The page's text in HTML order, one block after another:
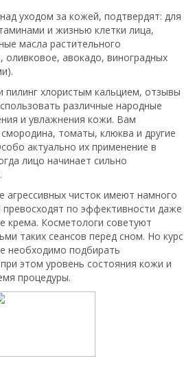
уходом за кожей, подтвердят: для
и жизнью клетки лица,
масла растительного
оливковое, авокадо, виноградных
пилинг хлористым кальцием, отзывы
различные народные
и увлажнения кожи. Вам
томаты, клюква и другие
актуально их применение в
лицо начинает сильно
агрессивных чисток имеют намного
по эффективности даже
крема. Косметологи советуют
таких сеансов перед сном. Но курс
необходимо подбирать
этом уровень состояния кожи и
процедуры.